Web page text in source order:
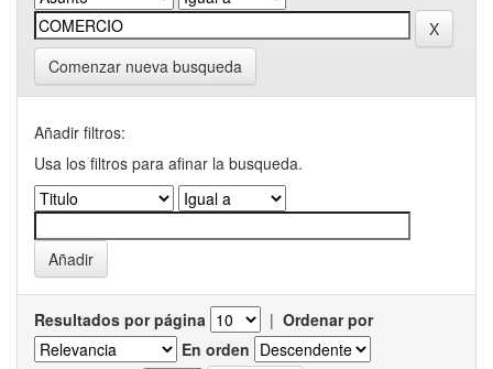
Comenzar nueva busqueda
Añadir filtros:
Usa los filtros para afinar la busqueda.
Resultados por página | Ordenar por
En orden